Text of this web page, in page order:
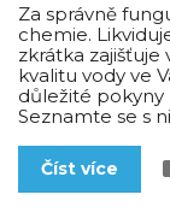
Za správně
chemie.
zkrátka zajišťuje
kvalitu vody ve
důležité pokyny
Seznamte se s
Číst více